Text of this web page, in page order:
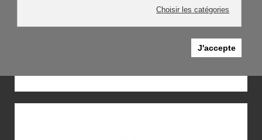
Choisir les catégories
J'accepte